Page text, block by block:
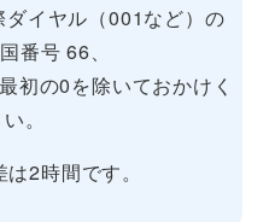
イヤル（001など）の
番号 66、
初の0を除いておかけく
。
2時間です。